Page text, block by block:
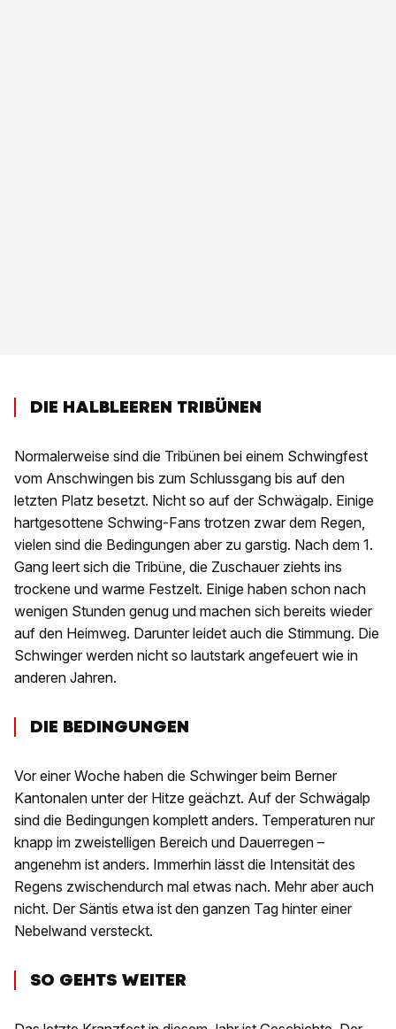
DIE HALBLEEREN TRIBÜNEN
Normalerweise sind die Tribünen bei einem Schwingfest
vom Anschwingen bis zum Schlussgang bis auf den
letzten Platz besetzt. Nicht so auf der Schwägalp. Einige
hartgesottene Schwing-Fans trotzen zwar dem Regen,
vielen sind die Bedingungen aber zu garstig. Nach dem 1.
Gang leert sich die Tribüne, die Zuschauer ziehts ins
trockene und warme Festzelt. Einige haben schon nach
wenigen Stunden genug und machen sich bereits wieder
auf den Heimweg. Darunter leidet auch die Stimmung. Die
Schwinger werden nicht so lautstark angefeuert wie in
anderen Jahren.
DIE BEDINGUNGEN
Vor einer Woche haben die Schwinger beim Berner
Kantonalen unter der Hitze geächzt. Auf der Schwägalp
sind die Bedingungen komplett anders. Temperaturen nur
knapp im zweistelligen Bereich und Dauerregen –
angenehm ist anders. Immerhin lässt die Intensität des
Regens zwischendurch mal etwas nach. Mehr aber auch
nicht. Der Säntis etwa ist den ganzen Tag hinter einer
Nebelwand versteckt.
SO GEHTS WEITER